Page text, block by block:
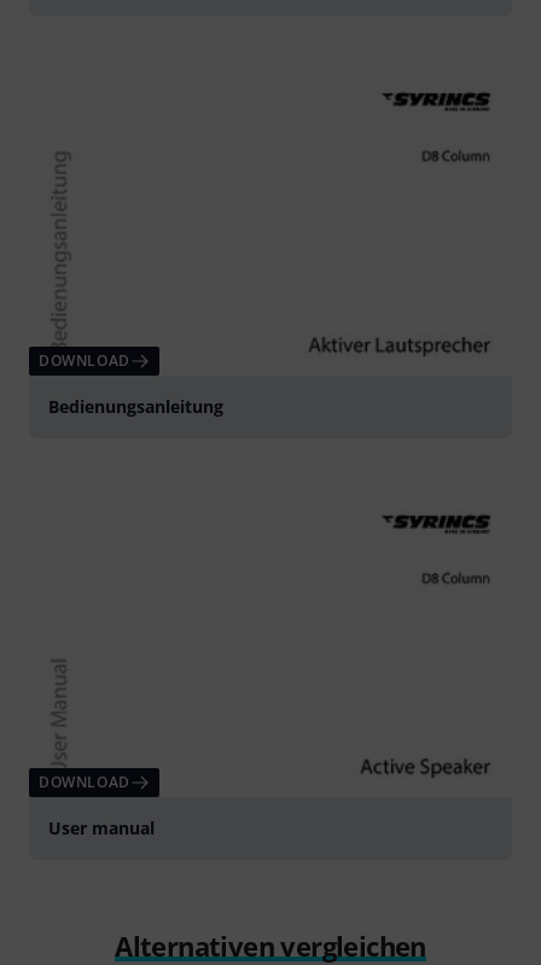
DOWNLOAD
Bedienungsanleitung
DOWNLOAD
User manual
Alternativen vergleichen